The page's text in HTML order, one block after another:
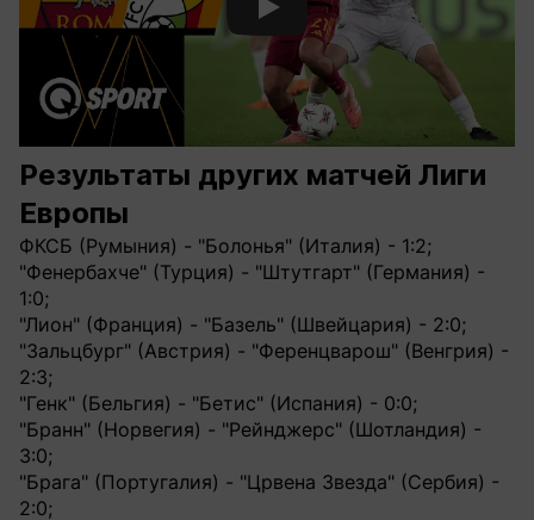
Смотреть видео YouTube
Результаты других матчей Лиги
Европы
ФКСБ (Румыния) - "Болонья" (Италия) - 1:2;
"Фенербахче" (Турция) - "Штутгарт" (Германия) -
1:0;
"Лион" (Франция) - "Базель" (Швейцария) - 2:0;
"Зальцбург" (Австрия) - "Ференцварош" (Венгрия) -
2:3;
"Генк" (Бельгия) - "Бетис" (Испания) - 0:0;
"Бранн" (Норвегия) - "Рейнджерс" (Шотландия) -
3:0;
"Брага" (Португалия) - "Црвена Звезда" (Сербия) -
2:0;